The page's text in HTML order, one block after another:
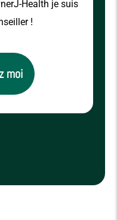
Health je suis
!
moi